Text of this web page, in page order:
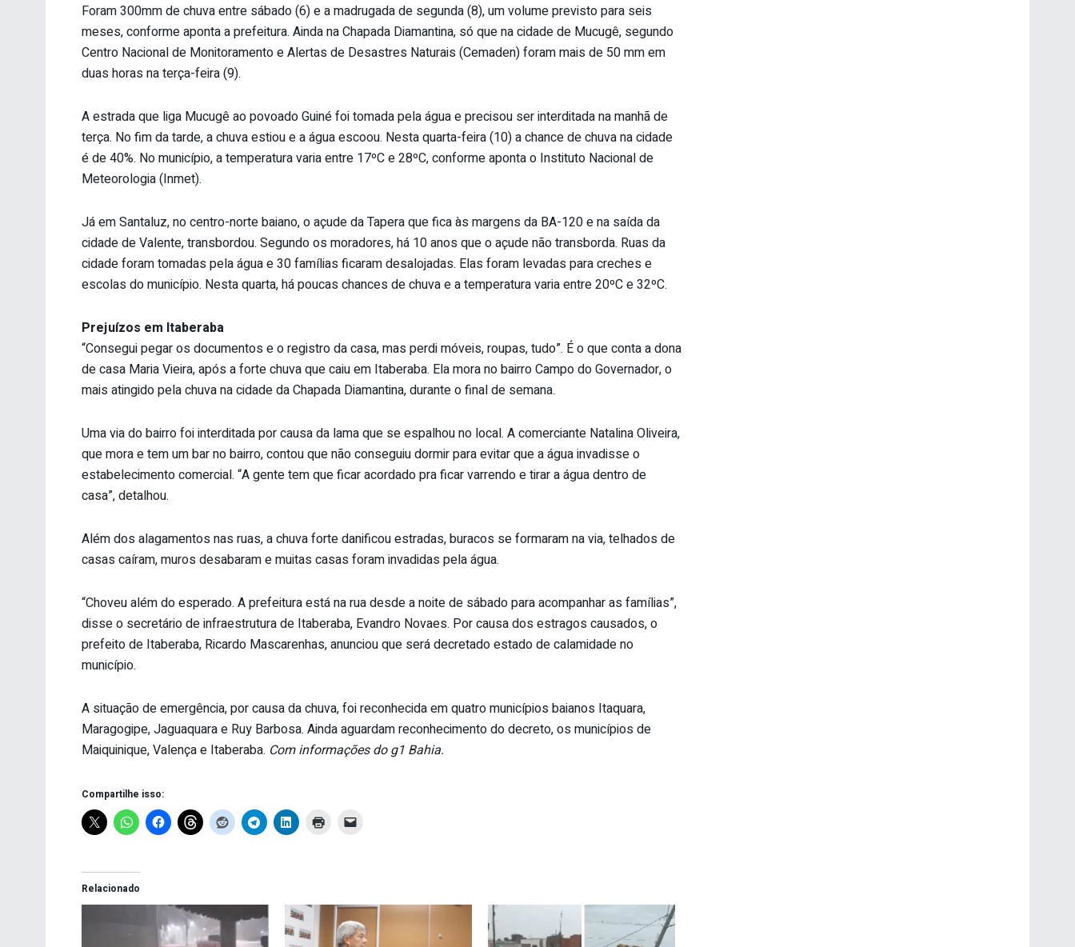
Foram 300mm de chuva entre sábado (6) e a madrugada de segunda (8), um volume previsto para seis
meses, conforme aponta a prefeitura. Ainda na Chapada Diamantina, só que na cidade de Mucugê, segundo
Centro Nacional de Monitoramento e Alertas de Desastres Naturais (Cemaden) foram mais de 50 mm em
duas horas na terça-feira (9).
A estrada que liga Mucugê ao povoado Guiné foi tomada pela água e precisou ser interditada na manhã de
terça. No fim da tarde, a chuva estiou e a água escoou. Nesta quarta-feira (10) a chance de chuva na cidade
é de 40%. No município, a temperatura varia entre 17ºC e 28ºC, conforme aponta o Instituto Nacional de
Meteorologia (Inmet).
Já em Santaluz, no centro-norte baiano, o açude da Tapera que fica às margens da BA-120 e na saída da
cidade de Valente, transbordou. Segundo os moradores, há 10 anos que o açude não transborda. Ruas da
cidade foram tomadas pela água e 30 famílias ficaram desalojadas. Elas foram levadas para creches e
escolas do município. Nesta quarta, há poucas chances de chuva e a temperatura varia entre 20ºC e 32ºC.
Prejuízos em Itaberaba
“Consegui pegar os documentos e o registro da casa, mas perdi móveis, roupas, tudo”. É o que conta a dona
de casa Maria Vieira, após a forte chuva que caiu em Itaberaba. Ela mora no bairro Campo do Governador, o
mais atingido pela chuva na cidade da Chapada Diamantina, durante o final de semana.
Uma via do bairro foi interditada por causa da lama que se espalhou no local. A comerciante Natalina Oliveira,
que mora e tem um bar no bairro, contou que não conseguiu dormir para evitar que a água invadisse o
estabelecimento comercial. “A gente tem que ficar acordado pra ficar varrendo e tirar a água dentro de
casa”, detalhou.
Além dos alagamentos nas ruas, a chuva forte danificou estradas, buracos se formaram na via, telhados de
casas caíram, muros desabaram e muitas casas foram invadidas pela água.
“Choveu além do esperado. A prefeitura está na rua desde a noite de sábado para acompanhar as famílias”,
disse o secretário de infraestrutura de Itaberaba, Evandro Novaes. Por causa dos estragos causados, o
prefeito de Itaberaba, Ricardo Mascarenhas, anunciou que será decretado estado de calamidade no
município.
A situação de emergência, por causa da chuva, foi reconhecida em quatro municípios baianos Itaquara,
Maragogipe, Jaguaquara e Ruy Barbosa. Ainda aguardam reconhecimento do decreto, os municípios de
Maiquinique, Valença e Itaberaba. Com informações do g1 Bahia.
Compartilhe isso:
Relacionado